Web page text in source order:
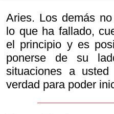
Aries. Los demás
lo que ha fallado,
el principio y es
ponerse de su
situaciones a
verdad para poder